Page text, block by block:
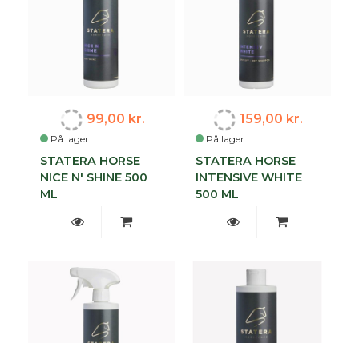
På lager
99,00 kr.
STATERA HORSE
NICE N' SHINE 500
ML
På lager
159,00 kr.
STATERA HORSE
INTENSIVE WHITE
500 ML